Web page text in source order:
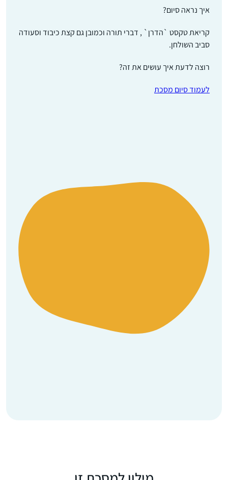
איך נראה סיום?
קריאת טקסט `הדרן` , דברי תורה וכמובן גם קצת כיבוד וסעודה
סביב השולחן.
רוצה לדעת איך עושים את זה?
לעמוד סיום מסכת